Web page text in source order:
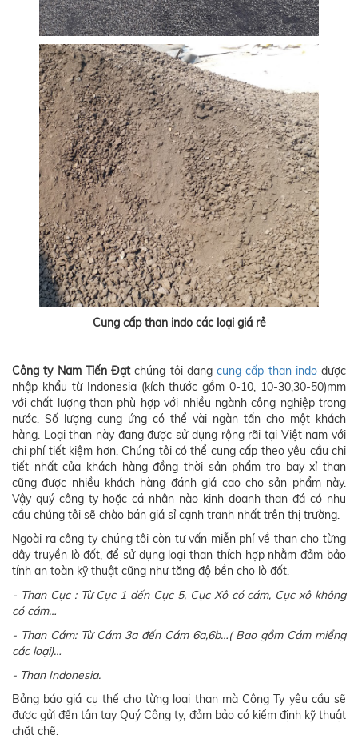
Cung cấp than indo các loại giá rẻ
Công ty Nam Tiến Đạtchúng tôi đang cung cấp than indođược
nhập khẩu từ Indonesia (kích thước gồm 0-10, 10-30,30-50)mm
với chất lượng than phù hợp với nhiều ngành công nghiệp trong
nước. Số lượng cung ứng có thể vài ngàn tấn cho một khách
hàng. Loại than này đang được sử dụng rộng rãi tại Việt nam với
chi phí tiết kiệm hơn. Chúng tôi có thể cung cấp theo yêu cầu chi
tiết nhất của khách hàng đồng thời sản phẩm tro bay xỉ than
cũng được nhiều khách hàng đánh giá cao cho sản phẩm này.
Vậy quý công ty hoặc cá nhân nào kinh doanh than đá có nhu
cầu chúng tôi sẽ chào bán giá sỉ cạnh tranh nhất trên thị trường.
Ngoài ra công ty chúng tôi còn tư vấn miễn phí về than cho từng
dây truyền lò đốt, để sử dụng loại than thích hợp nhằm đảm bảo
tính an toàn kỹ thuật cũng như tăng độ bền cho lò đốt.
- Than Cục : Từ Cục 1 đến Cục 5, Cục Xô có cám, Cục xô không
có cám…
- Than Cám: Từ Cám 3a đến Cám 6a,6b…( Bao gồm Cám miểng
các loại)…
- Than Indonesia.
Bảng báo giá cụ thể cho từng loại than mà Công Ty yêu cầu sẽ
được gửi đến tân tay Quý Công ty, đảm bảo có kiểm định kỹ thuật
chặt chẽ.